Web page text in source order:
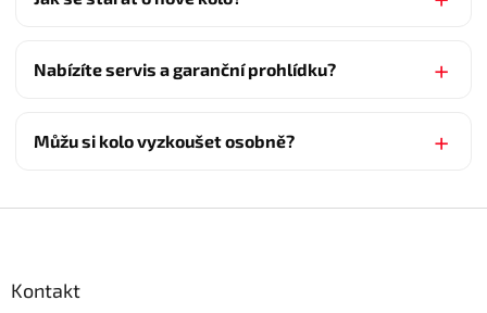
Nabízíte servis a garanční prohlídku?
Můžu si kolo vyzkoušet osobně?
Kontakt